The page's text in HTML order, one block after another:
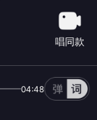
唱同款
04:48